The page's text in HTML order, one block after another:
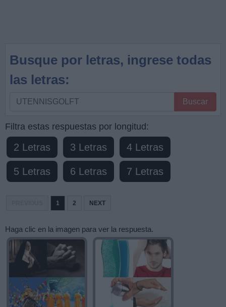
Busque por letras, ingrese todas
las letras:
Busque
letras,
ingrese
todas
las
letras:
Buscar
Filtra estas respuestas por longitud:
2 Letras 3 Letras 4 Letras
5 Letras 6 Letras 7 Letras
1 2 NEXT
Haga clic en la imagen para ver la respuesta.